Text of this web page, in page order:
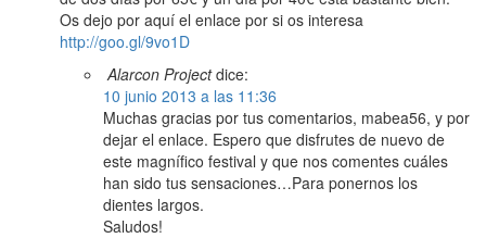
Os dejo por aquí el enlace por si os interesa
http://goo.gl/9vo1D
Alarcon Project dice:
10 junio 2013 a las 11:36
Muchas gracias por tus comentarios, mabea56, y por
dejar el enlace. Espero que disfrutes de nuevo de
este magnífico festival y que nos comentes cuáles
han sido tus sensaciones…Para ponernos los
dientes largos.
Saludos!